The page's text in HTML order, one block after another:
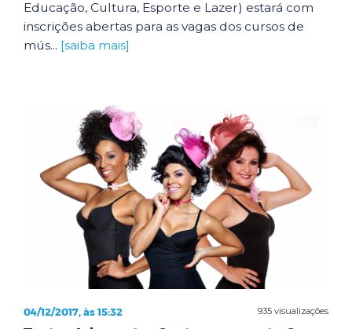
Educação, Cultura, Esporte e Lazer) estará com
inscrições abertas para as vagas dos cursos de
mús... [saiba mais]
935 visualizações
04/12/2017, às 15:32